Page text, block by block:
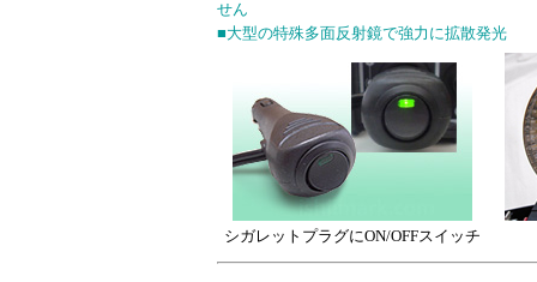
せん
■大型の特殊多面反射鏡で強力に拡散発光
シガレットプラグにON/OFFスイッチ